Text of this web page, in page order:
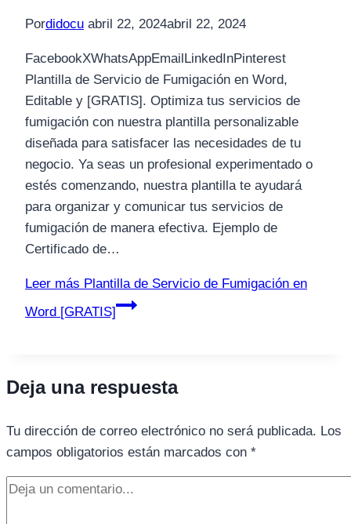
Pordidocu abril 22, 2024abril 22, 2024
FacebookXWhatsAppEmailLinkedInPinterest
Plantilla de Servicio de Fumigación en Word,
Editable y [GRATIS]. Optimiza tus servicios de
fumigación con nuestra plantilla personalizable
diseñada para satisfacer las necesidades de tu
negocio. Ya seas un profesional experimentado o
estés comenzando, nuestra plantilla te ayudará
para organizar y comunicar tus servicios de
fumigación de manera efectiva. Ejemplo de
Certificado de…
Leer más Plantilla de Servicio de Fumigación en
Word [GRATIS]
Deja una respuesta
Tu dirección de correo electrónico no será publicada. Los
campos obligatorios están marcados con *